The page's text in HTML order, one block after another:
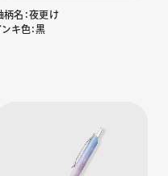
柄名：夜更け
ンキ色：黒